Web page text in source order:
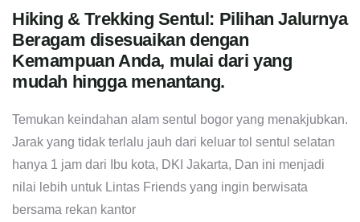
Hiking & Trekking Sentul: Pilihan Jalurnya
Beragam disesuaikan dengan
Kemampuan Anda, mulai dari yang
mudah hingga menantang.
Temukan keindahan alam sentul bogor yang menakjubkan.
Jarak yang tidak terlalu jauh dari keluar tol sentul selatan
hanya 1 jam dari Ibu kota, DKI Jakarta, Dan ini menjadi
nilai lebih untuk Lintas Friends yang ingin berwisata
bersama rekan kantor